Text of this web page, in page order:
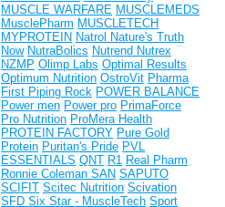
MUSCLE WARFARE MUSCLEMEDS
MusclePharm MUSCLETECH
MYPROTEIN Natrol Nature's Truth
Now NutraBolics Nutrend Nutrex
NZMP Olimp Labs Optimal Results
Optimum Nutrition OstroVit Pharma
First Piping Rock POWER BALANCE
Power men Power pro PrimaForce
Pro Nutrition ProMera Health
PROTEIN FACTORY Pure Gold
Protein Puritan's Pride PVL
ESSENTIALS QNT R1 Real Pharm
Ronnie Coleman SAN SAPUTO
SCIFIT Scitec Nutrition Scivation
SFD Six Star - MuscleTech Sport